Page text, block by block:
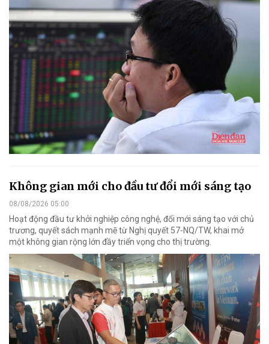
Không gian mới cho đầu tư đổi mới sáng tạo
08/08/2026 05:00
Hoạt động đầu tư khởi nghiệp công nghệ, đổi mới sáng tạo với chủ
trương, quyết sách mạnh mẽ từ Nghị quyết 57-NQ/TW, khai mở
một không gian rộng lớn đầy triển vọng cho thị trường.